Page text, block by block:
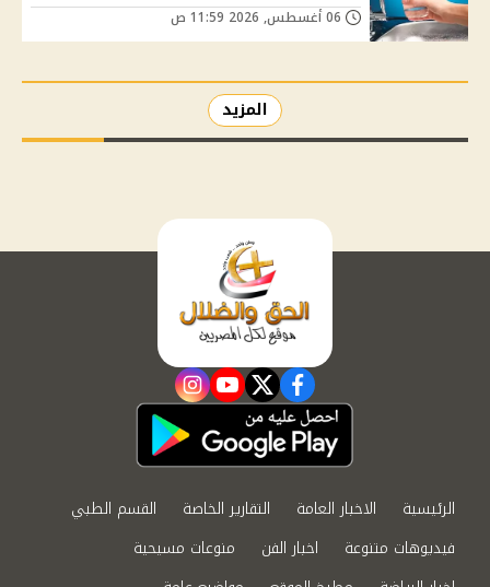
المزيد
facebook
twitter
youtube
instagram
الرئيسية الاخبار العامة التقارير الخاصة
القسم الطبي
فيديوهات متنوعة
اخبار الفن
منوعات مسيحية